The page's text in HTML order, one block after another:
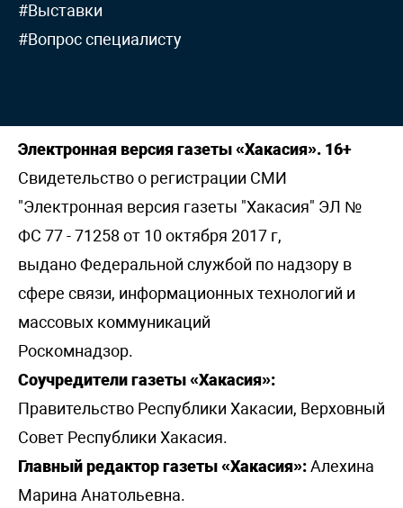
#Выставки
#Вопрос специалисту
Электронная версия газеты «Хакасия». 16+
Свидетельство о регистрации СМИ
"Электронная версия газеты "Хакасия" ЭЛ №
ФС 77 - 71258 от 10 октября 2017 г,
выдано Федеральной службой по надзору в
сфере связи, информационных технологий и
массовых коммуникаций
Роскомнадзор.
Соучредители газеты «Хакасия»:
Правительство Республики Хакасии, Верховный
Совет Республики Хакасия.
Главный редактор газеты «Хакасия»:Алехина
Марина Анатольевна.